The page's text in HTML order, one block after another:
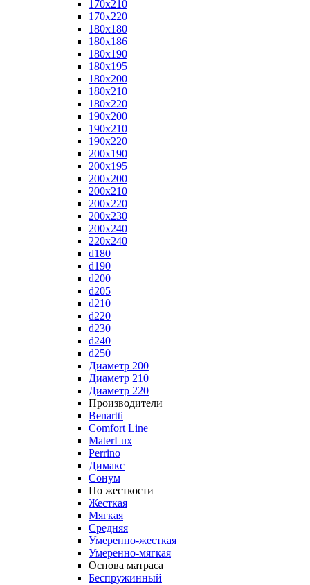
170x210
170x220
180x180
180x186
180x190
180x195
180x200
180x210
180x220
190x200
190x210
190x220
200x190
200x195
200x200
200x210
200x220
200x230
200x240
220x240
d180
d190
d200
d205
d210
d220
d230
d240
d250
Диаметр 200
Диаметр 210
Диаметр 220
Производители
Benartti
Comfort Line
MaterLux
Perrino
Димакс
Сонум
По жесткости
Жесткая
Мягкая
Средняя
Умеренно-жесткая
Умеренно-мягкая
Основа матраса
Беспружинный